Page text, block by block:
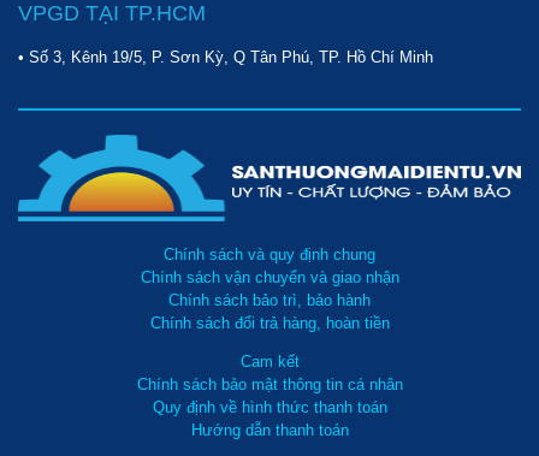
VPGD TẠI TP.HCM
• Số 3, Kênh 19/5, P. Sơn Kỳ, Q Tân Phú, TP. Hồ Chí Minh
Chính sách và quy định chung
Chính sách vận chuyển và giao nhận
Chính sách bảo trì, bảo hành
Chính sách đổi trả hàng, hoàn tiền
Cam kết
Chính sách bảo mật thông tin cá nhân
Quy định về hình thức thanh toán
Hướng dẫn thanh toán